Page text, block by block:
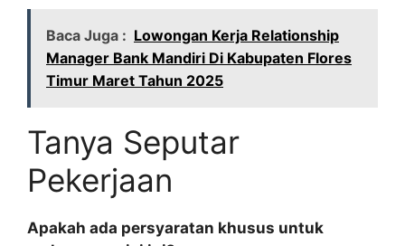
Baca Juga : Lowongan Kerja Relationship
Manager Bank Mandiri Di Kabupaten Flores
Timur Maret Tahun 2025
Tanya Seputar
Pekerjaan
Apakah ada persyaratan khusus untuk